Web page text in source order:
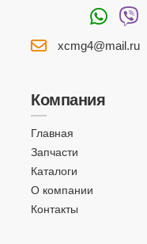
xcmg4@mail.ru
Компания
Главная
Запчасти
Каталоги
О компании
Контакты